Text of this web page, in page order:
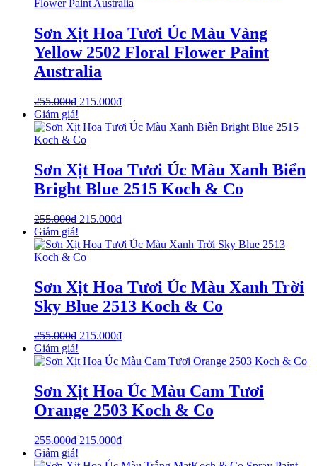
Sơn Xịt Hoa Tươi Úc Màu Vàng
Yellow 2502 Floral Flower Paint
Australia
255.000₫ 215.000₫
Giảm giá!
Sơn Xịt Hoa Tươi Úc Màu Xanh Biển
Bright Blue 2515 Koch & Co
255.000₫ 215.000₫
Giảm giá!
Sơn Xịt Hoa Tươi Úc Màu Xanh Trời
Sky Blue 2513 Koch & Co
255.000₫ 215.000₫
Giảm giá!
Sơn Xịt Hoa Úc Màu Cam Tươi
Orange 2503 Koch & Co
255.000₫ 215.000₫
Giảm giá!